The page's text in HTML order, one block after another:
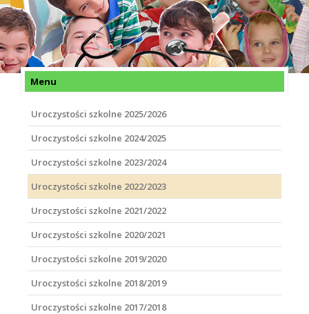
Menu
Uroczystości szkolne 2025/2026
Uroczystości szkolne 2024/2025
Uroczystości szkolne 2023/2024
Uroczystości szkolne 2022/2023
Uroczystości szkolne 2021/2022
Uroczystości szkolne 2020/2021
Uroczystości szkolne 2019/2020
Uroczystości szkolne 2018/2019
Uroczystości szkolne 2017/2018